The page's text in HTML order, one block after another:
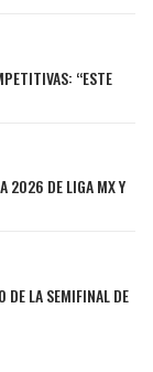
“ESTE
2026 DE LIGA MX Y
DE LA SEMIFINAL DE